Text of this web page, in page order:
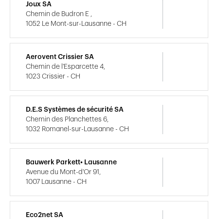
Joux SA
Chemin de Budron E ,
1052 Le Mont-sur-Lausanne - CH
Aerovent Crissier SA
Chemin de l'Esparcette 4,
1023 Crissier - CH
D.E.S Systèmes de sécurité SA
Chemin des Planchettes 6,
1032 Romanel-sur-Lausanne - CH
Bauwerk Parkett• Lausanne
Avenue du Mont-d'Or 91,
1007 Lausanne - CH
Eco2net SA